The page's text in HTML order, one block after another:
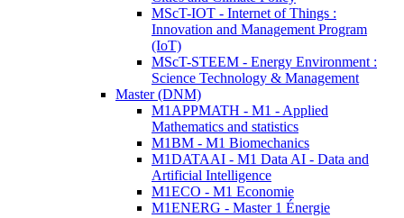
MScT-IOT - Internet of Things :
Innovation and Management Program
(IoT)
MScT-STEEM - Energy Environment :
Science Technology & Management
Master (DNM)
M1APPMATH - M1 - Applied
Mathematics and statistics
M1BM - M1 Biomechanics
M1DATAAI - M1 Data AI - Data and
Artificial Intelligence
M1ECO - M1 Economie
M1ENERG - Master 1 Énergie